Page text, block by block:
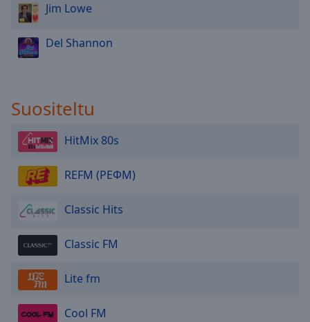
Jim Lowe
Del Shannon
Suositeltu
HitMix 80s
REFM (РЕФМ)
Classic Hits
Classic FM
Lite fm
Cool FM